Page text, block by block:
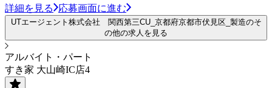
詳細を見る 応募画面に進む
UTエージェント株式会社 関西第三CU_京都府京都市伏見区_製造のそ
の他の求人を見る
アルバイト・パート
すき家 大山崎IC店4